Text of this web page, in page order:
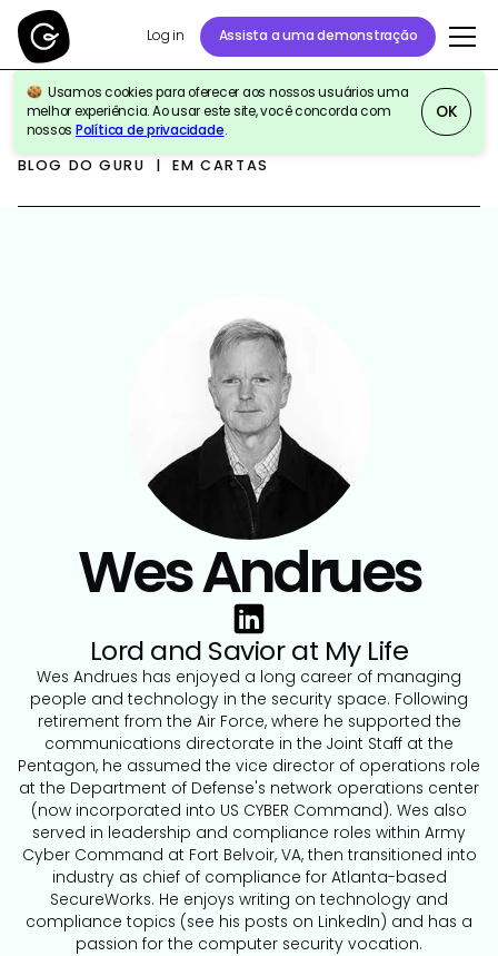
Log in Assista a uma demonstração
Usamos cookies para oferecer aos nossos usuários uma
melhor experiência. Ao usar este site, você concorda com
nossos Política de privacidade.
OK
BLOG DO GURU | EM CARTAS
Wes Andrues
Lord and Savior at My Life
Wes Andrues has enjoyed a long career of managing
people and technology in the security space. Following
retirement from the Air Force, where he supported the
communications directorate in the Joint Staff at the
Pentagon, he assumed the vice director of operations role
at the Department of Defense's network operations center
(now incorporated into US CYBER Command). Wes also
served in leadership and compliance roles within Army
Cyber Command at Fort Belvoir, VA, then transitioned into
industry as chief of compliance for Atlanta-based
SecureWorks. He enjoys writing on technology and
compliance topics (see his posts on LinkedIn) and has a
passion for the computer security vocation.